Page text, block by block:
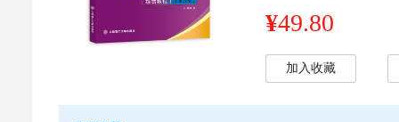
¥49.80
加入收藏